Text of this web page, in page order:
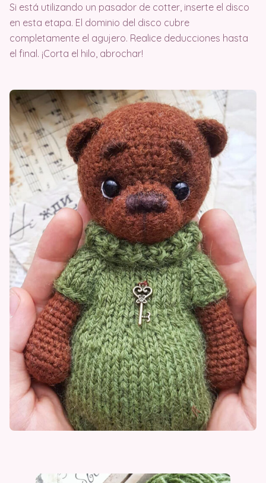
Si está utilizando un pasador de cotter, inserte el disco
en esta etapa. El dominio del disco cubre
completamente el agujero. Realice deducciones hasta
el final. ¡Corta el hilo, abrochar!